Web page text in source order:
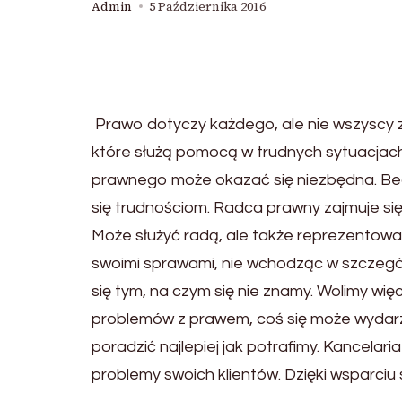
Admin 5 Października 2016
Prawo dotyczy każdego, ale nie wszyscy
które służą pomocą w trudnych
prawnego może okazać się niezbędna.
się trudnościom. Radca prawny zajmuje
Może służyć radą, ale także
swoimi sprawami, nie wchodząc w
się tym, na czym się nie znamy. Wolimy
problemów z prawem, coś się może
poradzić najlepiej jak potrafimy.
problemy swoich klientów. Dzięki